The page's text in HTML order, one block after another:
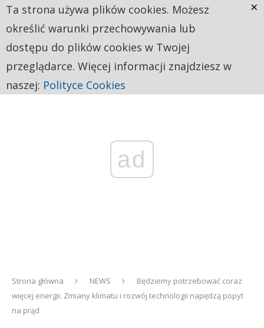
ad
Strona główna NEWS
Będziemy potrzebować coraz
więcej energii. Zmiany klimatu i rozwój technologii napędzą popyt
na prąd
Ta strona używa plików cookies. Możesz
określić warunki przechowywania lub
dostępu do plików cookies w Twojej
przeglądarce. Więcej informacji znajdziesz w
naszej: Polityce Cookies
×